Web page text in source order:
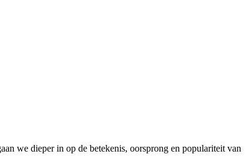
we dieper in op de betekenis, oorsprong en populariteit van